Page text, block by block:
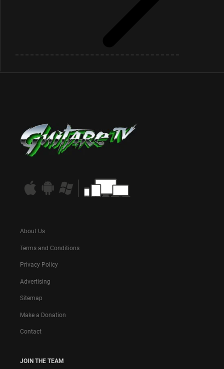
About Us
Terms and Conditions
Privacy Policy
Advertising
Sitemap
Make a Donation
Contact
JOIN THE TEAM